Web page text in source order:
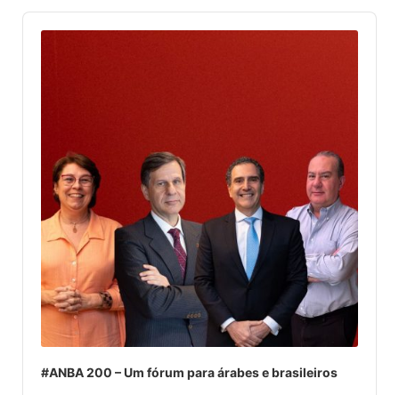
Audio
#ANBA 200 – Um fórum para árabes e brasileiros